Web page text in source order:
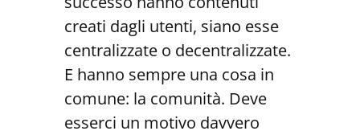
creati dagli utenti, siano esse
centralizzate o decentralizzate.
E hanno sempre una cosa in
comune: la comunità. Deve
esserci un motivo davvero